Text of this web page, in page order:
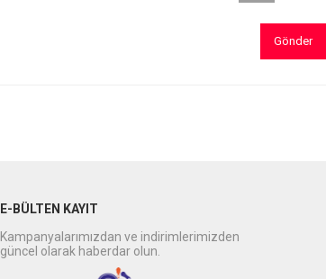
Gönder
E-BÜLTEN KAYIT
Kampanyalarımızdan ve indirimlerimizden
güncel olarak haberdar olun.